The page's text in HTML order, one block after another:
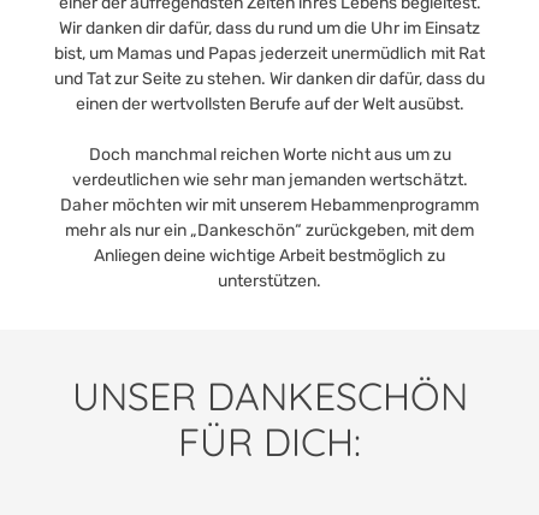
Wir danken dir dafür, dass du rund um die Uhr im Einsatz
bist, um Mamas und Papas jederzeit unermüdlich mit Rat
und Tat zur Seite zu stehen. Wir danken dir dafür, dass du
einen der wertvollsten Berufe auf der Welt ausübst.
Doch manchmal reichen Worte nicht aus um zu
verdeutlichen wie sehr man jemanden wertschätzt.
Daher möchten wir mit unserem Hebammenprogramm
mehr als nur ein „Dankeschön“ zurückgeben, mit dem
Anliegen deine wichtige Arbeit bestmöglich zu
unterstützen.
UNSER DANKESCHÖN
FÜR DICH: